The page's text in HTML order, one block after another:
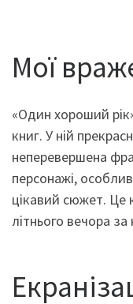
Мої
«Один хороший
книг. У ній
неперевершена
персонажі,
цікавий сюжет. Це
літнього вечора